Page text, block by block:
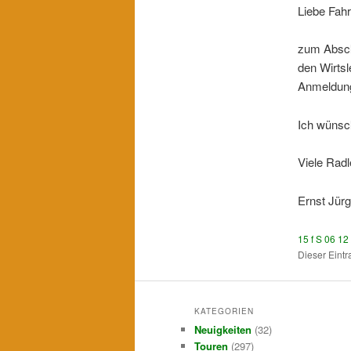
Liebe
zum
den
Ich
Viele
Ernst
15 f S 06
Dieser
KATEGORIEN
Neuigkeiten (32)
Touren (297)